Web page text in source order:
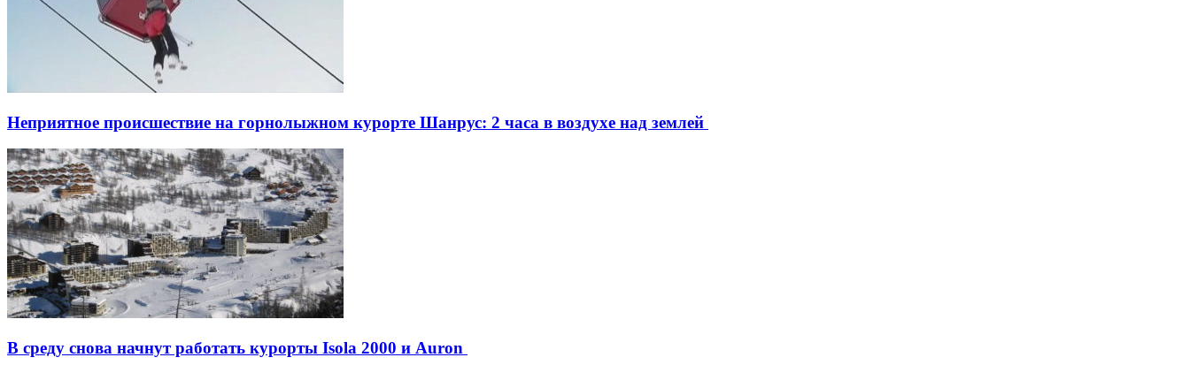
Неприятное происшествие на горнолыжном курорте Шанрус: 2 часа в воздухе над землей
В среду снова начнут работать курорты Isola 2000 и Auron